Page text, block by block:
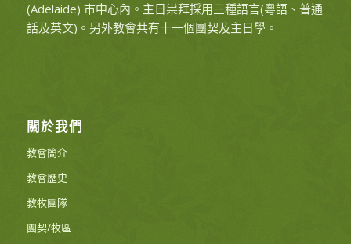
(Adelaide) 市中心內。主日祟拜採用三種語言(粵語、普通
話及英文)。另外教會共有十一個團契及主日學。
關於我們
教會簡介
教會歷史
教牧團隊
團契/牧區